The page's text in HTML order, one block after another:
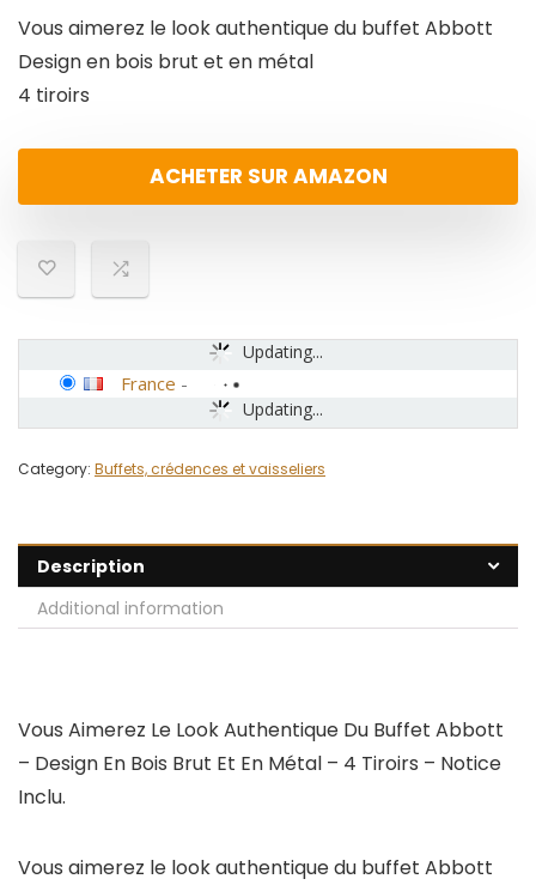
Vous aimerez le look authentique du buffet Abbott
Design en bois brut et en métal
4 tiroirs
ACHETER SUR AMAZON
Updating...
Updating...
France -
Category: Buffets, crédences et vaisseliers
Description
Additional information
Vous Aimerez Le Look Authentique Du Buffet Abbott
– Design En Bois Brut Et En Métal – 4 Tiroirs – Notice
Inclu.
Vous aimerez le look authentique du buffet Abbott